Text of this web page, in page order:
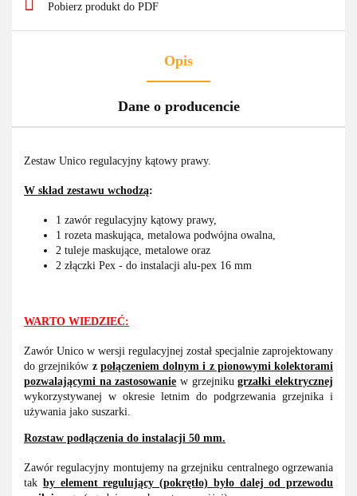
Pobierz produkt do PDF
Opis
Dane o producencie
Zestaw Unico regulacyjny kątowy prawy.
W skład zestawu wchodzą:
1 zawór regulacyjny kątowy prawy,
1 rozeta maskująca, metalowa podwójna owalna,
2 tuleje maskujące, metalowe oraz
2 złączki Pex - do instalacji alu-pex 16 mm
WARTO WIEDZIEĆ:
Zawór Unico w wersji regulacyjnej został specjalnie zaprojektowany
do grzejników z połączeniem dolnym i z pionowymi kolektorami
pozwalającymi na zastosowanie w grzejnikugrzałki elektrycznej
wykorzystywanej w okresie letnim do podgrzewania grzejnika i
używania jako suszarki.
Rozstaw podłączenia do instalacji 50 mm.
Zawór regulacyjny montujemy na grzejniku centralnego ogrzewania
tak by element regulujący (pokrętło) było dalej od przewodu